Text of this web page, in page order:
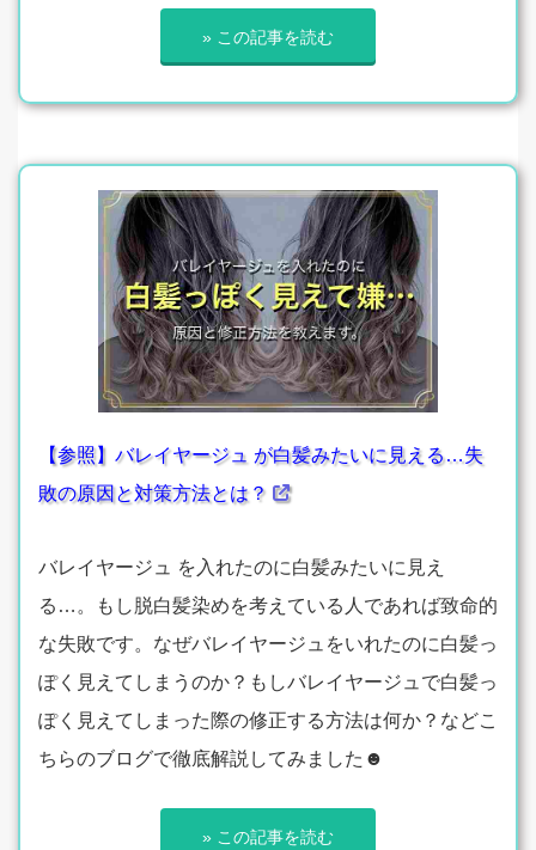
» この記事を読む
【参照】バレイヤージュ が白髪みたいに見える…失
敗の原因と対策方法とは？
バレイヤージュ を入れたのに白髪みたいに見え
る…。もし脱白髪染めを考えている人であれば致命的
な失敗です。なぜバレイヤージュをいれたのに白髪っ
ぽく見えてしまうのか？もしバレイヤージュで白髪っ
ぽく見えてしまった際の修正する方法は何か？などこ
ちらのブログで徹底解説してみました☻
» この記事を読む